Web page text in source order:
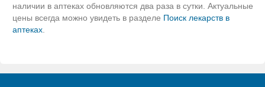
наличии в аптеках обновляются два раза в сутки. Актуальные
цены всегда можно увидеть в разделе Поиск лекарств в
аптеках.